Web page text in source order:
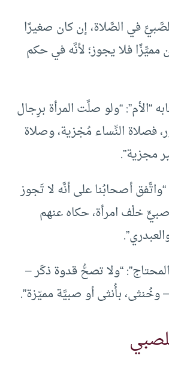
في الصَّلاة، إن كان صغيرًا
مميِّزًا فلا يجوز؛ لأنَّه في حكم
“الأم”: “ولو صلَّت المرأة برِجال
فصلاة النِّساء مُجْزية، وصلاة
مجزية”.
أصحابُنا على أنَّه لا تَجوز
خلْف امرأة، حكاه عنهم
“ولا تصحُّ قدوة ذكَر –
بأُنثى أو صبيَّة مميّزة”.